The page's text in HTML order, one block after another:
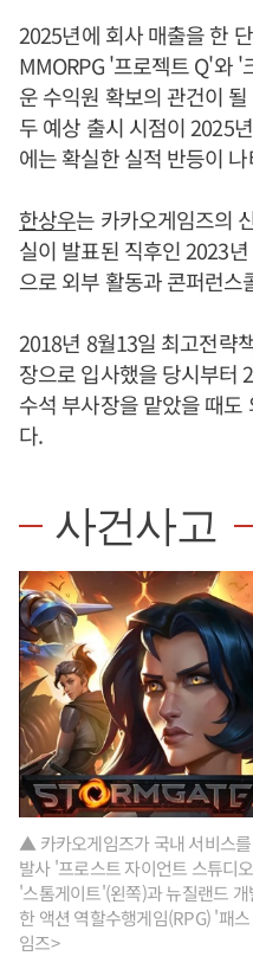
2025년에 회사 매출을 한
MMORPG '프로젝트 Q'와
운 수익원 확보의 관건이
두 예상 출시 시점이 2025
에는 확실한 실적 반등이
한상우는 카카오게임즈의
실이 발표된 직후인 2023
으로 외부 활동과 콘퍼런
2018년 8월13일 최고전략
장으로 입사했을 당시부터
수석 부사장을 맡았을 때
다.
사건사고
▲ 카카오게임즈가 국내 서비스
발사 '프로스트 자이언트 스튜디
'스톰게이트'(왼쪽)과 뉴질랜드
한 액션 역할수행게임(RPG) '패
임즈>